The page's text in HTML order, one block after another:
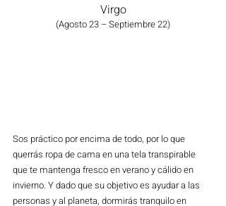
Virgo
(Agosto 23 – Septiembre 22)
Sos práctico por encima de todo, por lo que
querrás ropa de cama en una tela transpirable
que te mantenga fresco en verano y cálido en
invierno. Y dado que su objetivo es ayudar a las
personas y al planeta, dormirás tranquilo en